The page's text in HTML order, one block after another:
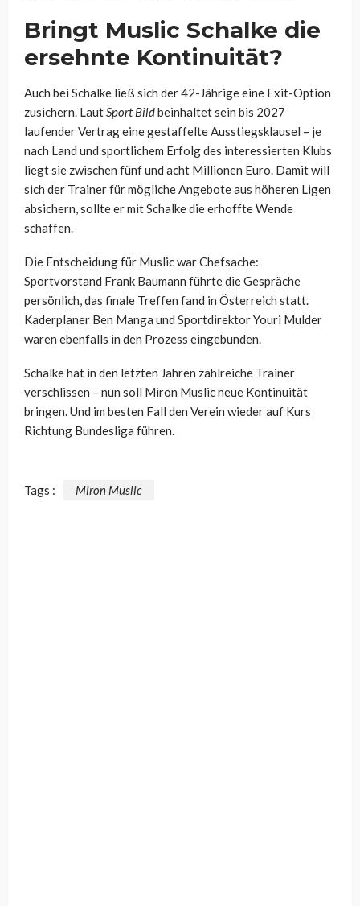
Bringt Muslic Schalke die
ersehnte Kontinuität?
Auch bei Schalke ließ sich der 42-Jährige eine Exit-Option
zusichern. LautSport Bildbeinhaltet sein bis 2027
laufender Vertrag eine gestaffelte Ausstiegsklausel – je
nach Land und sportlichem Erfolg des interessierten Klubs
liegt sie zwischen fünf und acht Millionen Euro. Damit will
sich der Trainer für mögliche Angebote aus höheren Ligen
absichern, sollte er mit Schalke die erhoffte Wende
schaffen.
Die Entscheidung für Muslic war Chefsache:
Sportvorstand Frank Baumann führte die Gespräche
persönlich, das finale Treffen fand in Österreich statt.
Kaderplaner Ben Manga und Sportdirektor Youri Mulder
waren ebenfalls in den Prozess eingebunden.
Schalke hat in den letzten Jahren zahlreiche Trainer
verschlissen – nun soll Miron Muslic neue Kontinuität
bringen. Und im besten Fall den Verein wieder auf Kurs
Richtung Bundesliga führen.
Tags : Miron Muslic